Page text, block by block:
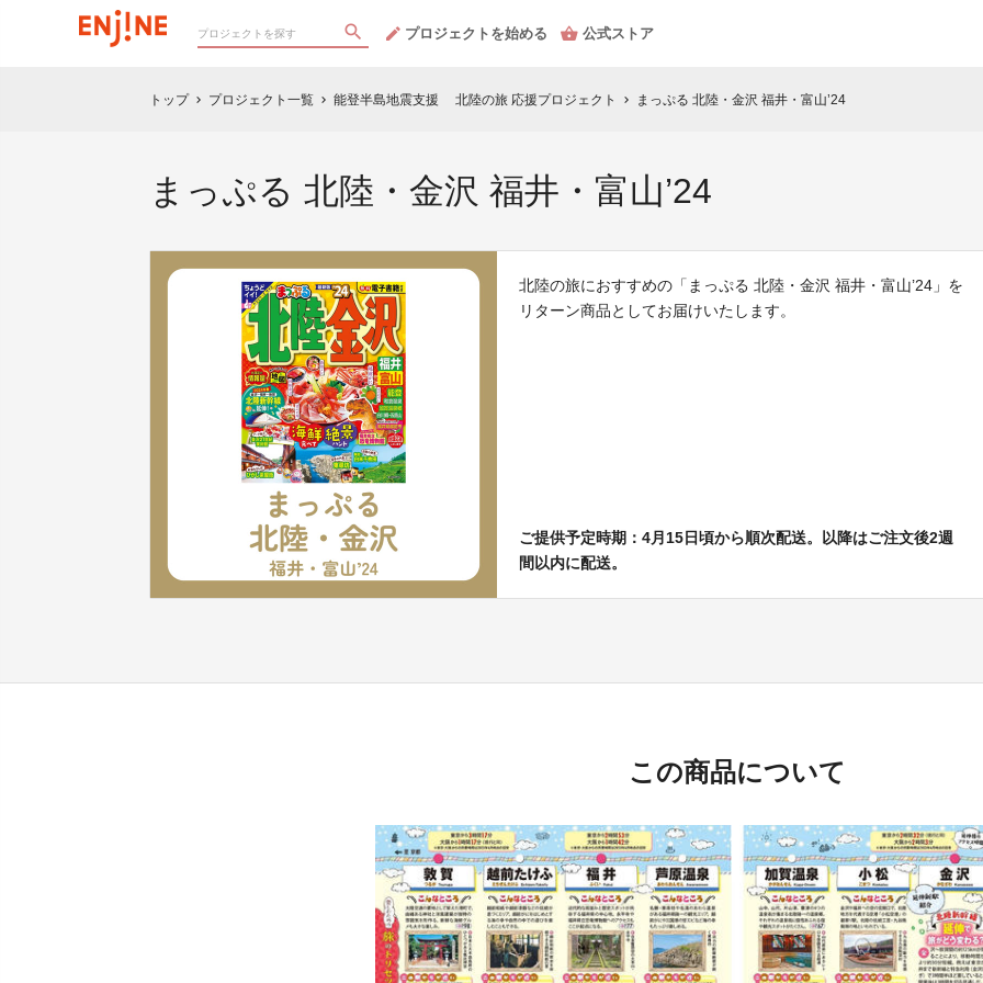
プロジェクトを始める 公式ストア
トップ chevron_right プロジェクト一覧 chevron_right 能登半島地震支援 北陸の旅 応援プロジェクト chevron_right まっぷる 北陸・金沢 福井・富山’24
まっぷる 北陸・金沢 福井・富山’24
北陸の旅におすすめの「まっぷる 北陸・金沢 福井・富山’24」を
リターン商品としてお届けいたします。
ご提供予定時期：4月15日頃から順次配送。以降はご注文後2週
間以内に配送。
この商品について